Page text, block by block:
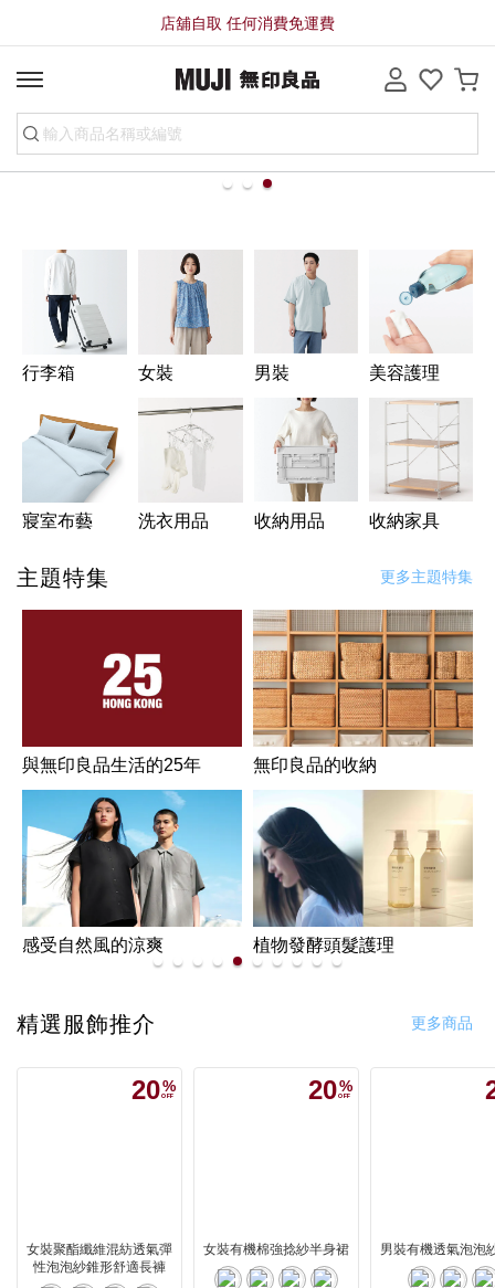
店舖自取 任何消費免運費
行李箱 女裝 男裝 美容護理
寢室布藝 洗衣用品 收納用品 收納家具
主題特集 更多主題特集
與無印良品生活的25年 無印良品的收納
感受自然風的涼爽 植物發酵頭髮護理
精選服飾推介
20
女裝聚酯纖維混紡透氣彈
性泡泡紗錐形舒適長褲
20
女裝有機棉強捻紗半身裙 男裝有機透氣泡泡
更多商品